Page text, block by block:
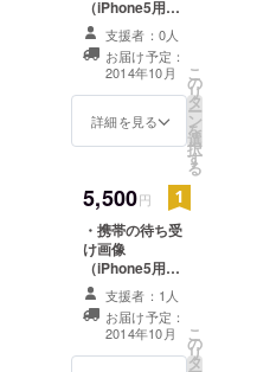
（iPhone5用）5
点セットをお送
りいたします。
・「hobo
collection」オリ
ジナルミニス
テッカーを1枚お
collection」オリ
ジナル缶バッジ2
個セットをお送
りいたします。
・オリジナルT
シャツをお送り
いたします。
支援者：0人
お届け予定：
2014年10月
詳細を見る
こ
の
リ
タ
ー
ン
を
選
択
す
る
5,500円
・携帯の待ち受
け画像
（iPhone5用）5
点セットをお送
りいたします。
・「hobo
collection」オリ
ジナルミニス
支援者：1人
お届け予定：
2014年10月
こ
の
リ
タ